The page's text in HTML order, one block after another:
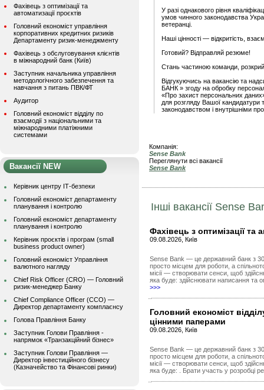
Фахівець з оптимізації та
автоматизації проєктів
Головний економіст управління
корпоративних кредитних ризиків
Департаменту ризик-менеджменту
Фахівець з обслуговування клієнтів
в міжнародний банк (Київ)
Заступник начальника управління
методологічного забезпечення та
навчання з питань ПВК/ФТ
Аудитор
Головний економіст відділу по
взаємодії з національними та
міжнародними платіжними
системами
Вакансії NEW
Керівник центру ІТ-безпеки
Головний економіст департаменту
планування і контролю
Головний економіст департаменту
планування і контролю
Керівник проєктів і програм (small
business product owner)
Головний економіст Управління
валютного нагляду
Chief Risk Officer (CRO) — Головний
ризик-менеджер Банку
Chief Compliance Officer (CCO) —
Директор департаменту комплаєнсу
Голова Правління Банку
Заступник Голови Правління -
напрямок «Транзакційний бізнес»
Заступник Голови Правління —
Директор інвестиційного бізнесу
(Казначейство та Фінансові ринки)
У разі однакового рівня
умов чинного законодавства
ветеранці.
Наші цінності — відкритість,
Готовий? Відправляй резюме!
Стань частиною команди,
Відгукуючись на вакансію та
БАНК » згоду на обробку
«Про захист персональних
для розгляду Вашої кандидатури
законодавством і внутрішніми
Компанія:
Sense Bank
Переглянути всі вакансії
Sense Bank
Інші вакансії Sense
Фахівець з оптимізації та
09.08.2026, Київ
Sense Bank — це державний банк з
просто місцем для роботи, а
місії — створювати сенси, щоб
яка буде: здійснювати написання та
>>>
Головний економіст
цінними паперами
09.08.2026, Київ
Sense Bank — це державний банк з
просто місцем для роботи, а
місії — створювати сенси, щоб
яка буде: . Брати участь у розробці